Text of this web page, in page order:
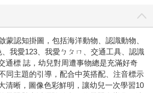
蒙認知掛圖，包括海洋動物、認識動物、
、我愛123、我愛ㄅㄆㄇ、交通工具、認識
通標 誌，幼兒對周遭事物總是充滿好奇
同主題的引導，配合中英搭配、注音標示
清晰，圖像色彩鮮明，讓幼兒一次學習10